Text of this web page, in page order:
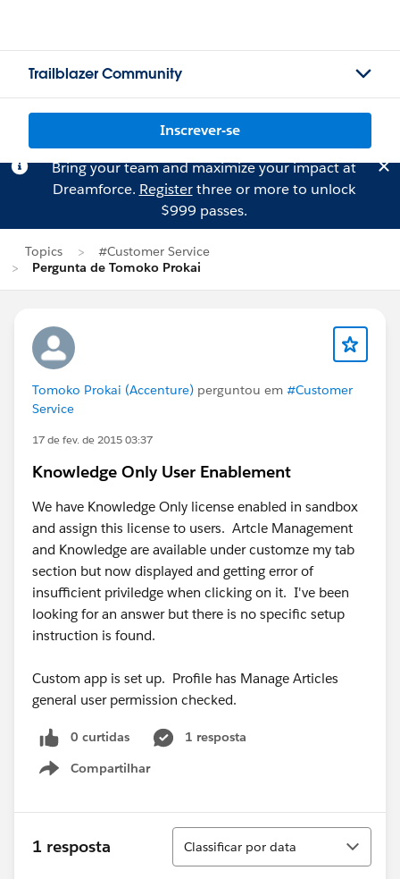
Trailblazer Community
Inscrever-se
Bring your team and maximize your impact at
Dreamforce. Registerthree or more to unlock
$999 passes.
Topics
#Customer Service
Pergunta de Tomoko Prokai
Tomoko Prokai (Accenture) perguntou em #Customer
Service
17 de fev. de 2015 03:37
Knowledge Only User Enablement
We have Knowledge Only license enabled in sandbox
and assign this license to users. Artcle Management
and Knowledge are available under customze my tab
section but now displayed and getting error of
insufficient priviledge when clicking on it. I've been
looking for an answer but there is no specific setup
instruction is found.
Custom app is set up. Profile has Manage Articles
general user permission checked.
0 curtidas
1 resposta
Compartilhar
Show menu
1 resposta
Classificar
Classificar por data